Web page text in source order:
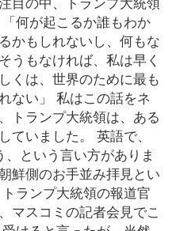
何が起こるか誰もわか
かもしれないし、何もな
うもなければ、私は早く
くは、世界のために最も
ない」 私はこの話をネ
トランプ大統領は、ある
いました。 英語で、
、という言い方がありま
鮮側のお手並み拝見とい
ランプ大統領の報道官
マスコミの記者会見でこ